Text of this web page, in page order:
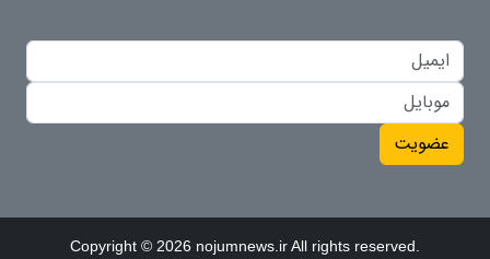
عضویت
Copyright © 2026 nojumnews.ir All rights reserved.